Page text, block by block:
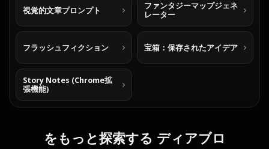
視覚的文章プロンプト
ファンタジーマップジェネ
レーター
フラッシュフィクション 宝箱：保存されたアイデア
Story Notes (Chrome拡
張機能)
をもっと探索する ディアブロ